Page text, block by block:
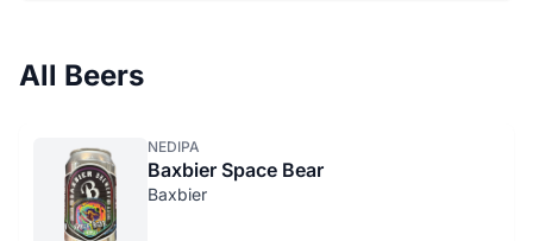
All Beers
NEDIPA
Baxbier Space Bear
Baxbier